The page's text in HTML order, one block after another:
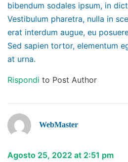
bibendum sodales ipsum, in
Vestibulum pharetra, nulla in
erat interdum augue, eu
Sed sapien tortor, elementum
at urna.
Rispondi to Post Author
WebMaster
Agosto 25, 2022 at 2:51 pm